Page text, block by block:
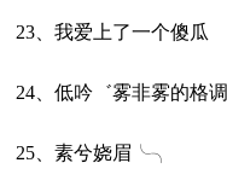
23、我爱上了一个傻瓜ゝ
24、低吟゛雾非雾的格调
25、素兮娆眉╰╮